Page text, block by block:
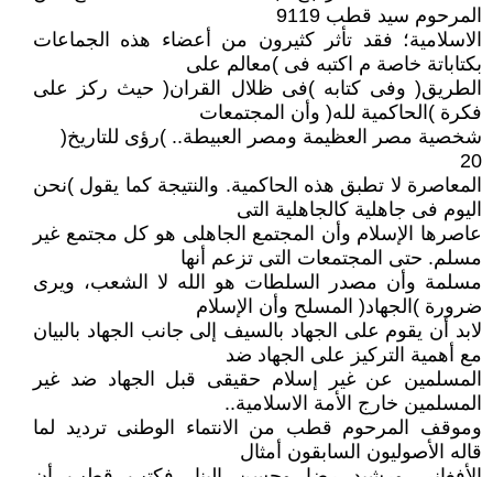
المرحوم سيد قطب 9119
الاسلامية؛ فقد تأثر كثيرون من أعضاء هذه الجماعات
بكتاباتة خاصة م اكتبه فى )معالم على
الطريق( وفى كتابه )فى ظلال القران( حيث ركز على
فكرة )الحاكمية لله( وأن المجتمعات
شخصية مصر العظيمة ومصر العبيطة.. )رؤى للتاريخ(
20
المعاصرة لا تطبق هذه الحاكمية. والنتيجة كما يقول )نحن
اليوم فى جاهلية كالجاهلية التى
عاصرها الإسلام وأن المجتمع الجاهلى هو كل مجتمع غير
مسلم. حتى المجتمعات التى تزعم أنها
مسلمة وأن مصدر السلطات هو الله لا الشعب، ويرى
ضرورة )الجهاد( المسلح وأن الإسلام
لابد أن يقوم على الجهاد بالسيف إلى جانب الجهاد بالبيان
مع أهمية التركيز على الجهاد ضد
المسلمين عن غير إسلام حقيقى قبل الجهاد ضد غير
المسلمين خارج الأمة الاسلامية..
وموقف المرحوم قطب من الانتماء الوطنى ترديد لما
قاله الأصوليون السابقون أمثال